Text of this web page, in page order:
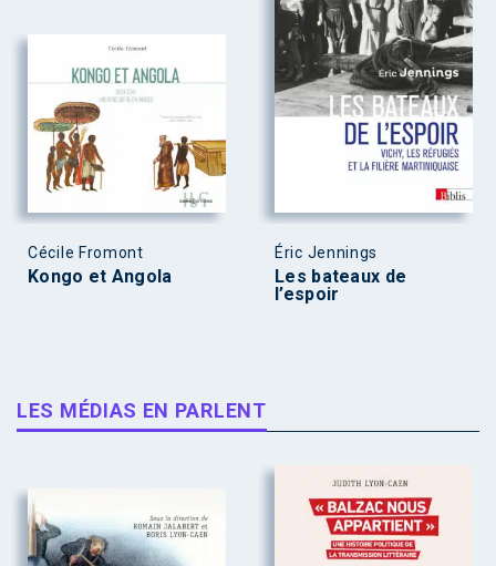
Cécile Fromont
Kongo et Angola
Éric Jennings
Les bateaux de
l’espoir
LES MÉDIAS EN PARLENT